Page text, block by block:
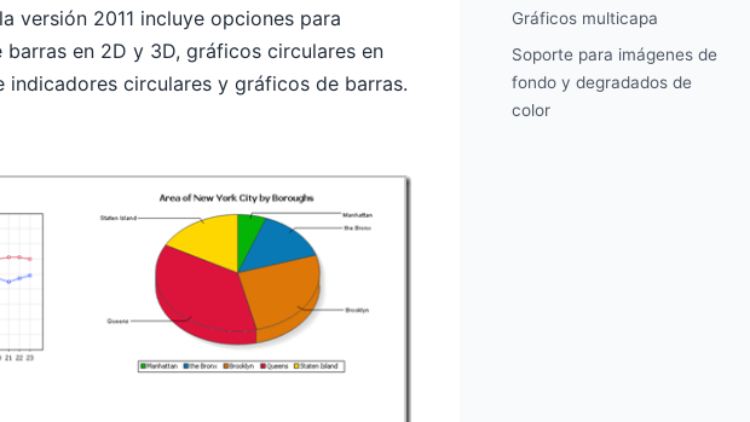
versión 2011 incluye opciones para
en 2D y 3D, gráficos circulares en
circulares y gráficos de barras.
Gráficos multicapa
Soporte para imágenes de
fondo y degradados de
color